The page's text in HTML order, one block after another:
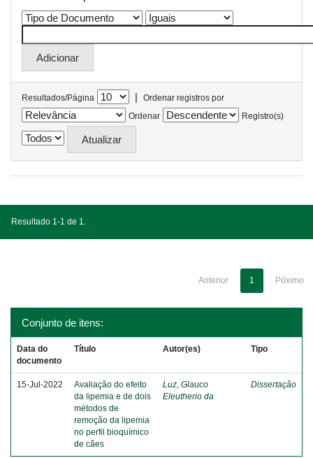
Resultados/Página |
Ordenar registros por
Ordenar
Registro(s)
Resultado 1-1 de 1.
Anterior 1 Póximo
Conjunto de itens:
Data do
documento
Título Autor(es) Tipo
15-Jul-2022
Avaliação do efeito
da lipemia e de dois
métodos de
remoção da lipemia
no perfil bioquímico
de cães
Luz, Glauco
Eleutherio da
Dissertação